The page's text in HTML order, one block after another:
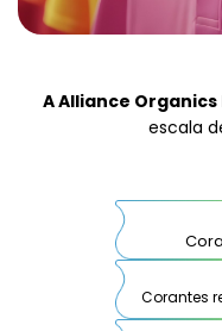
A Alliance Organics
escala
Corantes